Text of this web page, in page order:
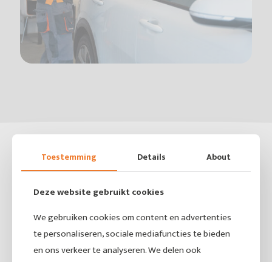
Toestemming Details About
Deze website gebruikt cookies
We gebruiken cookies om content en advertenties
te personaliseren, sociale mediafuncties te bieden
en ons verkeer te analyseren. We delen ook